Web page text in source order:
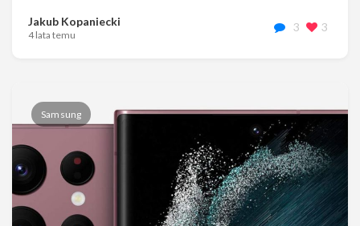
Jakub Kopaniecki
4 lata temu
3 3
Samsung